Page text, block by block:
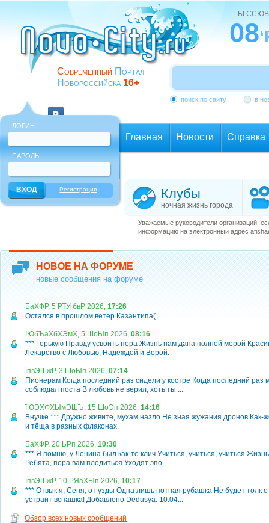
Современный Портал
Новороссийска 16+
08
поиск по сайту в
ЛОГИН
ПАРОЛЬ
Регистрация
Главная Новости Справка
Клубы
ночная жизнь города
Уважаемые руководители организаций,
информацию на электронный адрес
НОВОЕ НА ФОРУМЕ
новые сообщения на форуме
БаХФР, 5 РТУгбвР 2026, 17:26
Остался в прошлом ветер Казантипа(
ІЮбЪаХбХЭмХ, 5 ШоЫп 2026, 08:16
*** Горькую Правду усвоить пора Жизнь нам дана полной мерой
Лекарство с Любовью, Надеждой и Верой.
їпвЭШжР, 3 ШоЫп 2026, 07:14
Пионерам Когда последний раз сидели у костре Когда последний
соблюдал поста В любовь не верил, хоть ты ...
їЮЭХФХЫмЭШЪ, 15 ШоЭп 2026, 14:16
Внучке *** Дружно живите, мухам назло Не зная жужания дронов Как-
и тёща в разных флаконах.
БаХФР, 20 ЬРп 2026, 10:30
*** Я помню, у Ленина был как-то клич Учиться, учиться, учиться
Ребята, пора вам плодиться Уходят эпо...
їпвЭШжР, 10 РЯаХЫп 2026, 10:17
*** Отвык я, Сеня, от узды Одна лишь потная рубашка Не будет толк
устраит вспашка! Добавлено Dedusya: 10.04...
Обзор всех новых сообщений